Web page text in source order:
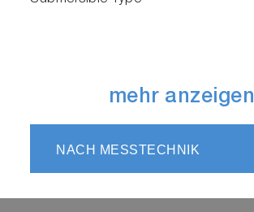
mehr anzeigen
NACH MESSTECHNIK